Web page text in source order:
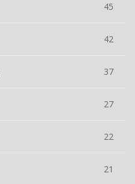
45
42
37
27
22
21